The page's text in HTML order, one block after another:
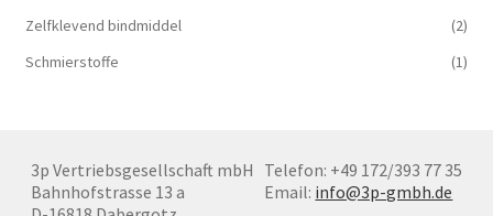
Zelfklevend bindmiddel
(2)
Schmierstoffe
(1)
3p Vertriebsgesellschaft mbH
Bahnhofstrasse 13 a
Telefon: +49 172/393 77 35
Email: info@3p-gmbh.de